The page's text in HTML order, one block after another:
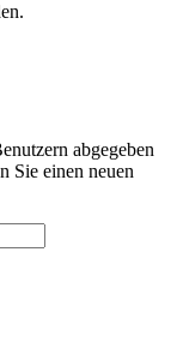
abgegeben
Sie einen neuen